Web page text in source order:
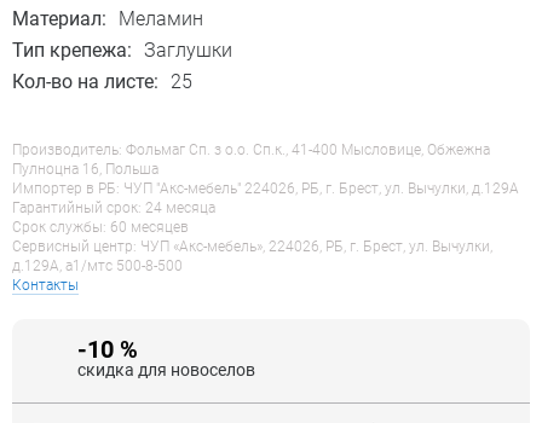
Материал:
Меламин
Тип крепежа: Заглушки
Кол-во на листе:
25
Производитель: Фольмаг Сп. з о.о. Сп.к., 41-400 Мысловице, Обжежна
Пулноцна 16, Польша
Импортер в РБ: ЧУП "Акс-мебель" 224026, РБ, г. Брест, ул. Вычулки, д.129А
Гарантийный срок: 24 месяца
Срок службы: 60 месяцев
Сервисный центр: ЧУП «Акс-мебель», 224026, РБ, г. Брест, ул. Вычулки,
д.129А, a1/мтс 500-8-500
Контакты
-10 %
скидка для новоселов